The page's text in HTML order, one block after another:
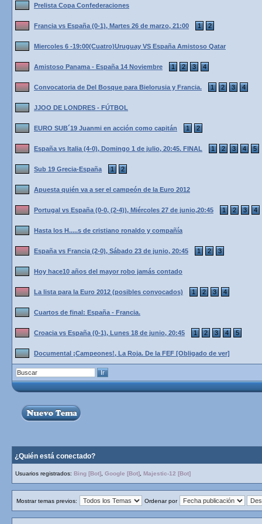
Prelista Copa Confederaciones
Francia vs España (0-1), Martes 26 de marzo, 21:00 1 2
Miercoles 6 -19:00(Cuatro)Uruguay VS España Amistoso Qatar
Amistoso Panama - España 14 Noviembre 1 2 3 4
Convocatoria de Del Bosque para Bielorusia y Francia. 1 2 3 4
JJOO DE LONDRES - FÚTBOL
EURO SUB´19 Juanmi en acción como capitán 1 2
España vs Italia (4-0), Domingo 1 de julio, 20:45. FINAL 1 2 3 4 5
Sub 19 Grecia-España 1 2
Apuesta quién va a ser el campeón de la Euro 2012
Portugal vs España (0-0, (2-4)), Miércoles 27 de junio,20:45 1 2 3 4
Hasta los H.....s de cristiano ronaldo y compañía
España vs Francia (2-0), Sábado 23 de junio, 20:45 1 2 3
Hoy hace10 años del mayor robo jamás contado
La lista para la Euro 2012 (posibles convocados) 1 2 3 4
Cuartos de final: España - Francia.
Croacia vs España (0-1), Lunes 18 de junio, 20:45 1 2 3 4 5
Documental ¡Campeones!, La Roja. De la FEF [Obligado de ver]
¿Quién está conectado?
Usuarios registrados: Bing [Bot] Google [Bot] Majestic-12 [Bot]
Mostrar temas previos: Ordenar por